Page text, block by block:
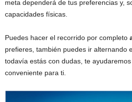
meta dependerá de tus preferencias y,
capacidades físicas.
Puedes hacer el recorrido por completo
prefieres, también puedes ir alternando
todavía estás con dudas, te
conveniente para ti.